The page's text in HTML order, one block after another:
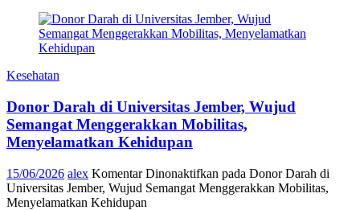
Kesehatan
Donor Darah di Universitas Jember, Wujud
Semangat Menggerakkan Mobilitas,
Menyelamatkan Kehidupan
15/06/2026 alex Komentar Dinonaktifkan pada Donor Darah di
Universitas Jember, Wujud Semangat Menggerakkan Mobilitas,
Menyelamatkan Kehidupan